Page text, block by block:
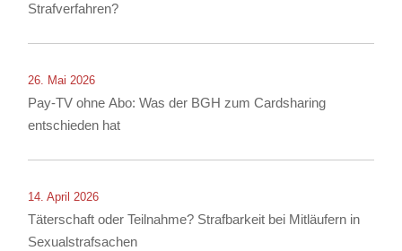
Strafverfahren?
26. Mai 2026
Pay-TV ohne Abo: Was der BGH zum Cardsharing
entschieden hat
14. April 2026
Täterschaft oder Teilnahme? Strafbarkeit bei Mitläufern in
Sexualstrafsachen